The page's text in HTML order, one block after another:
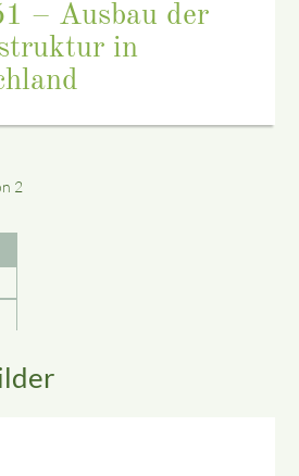
– Ausbau der
in
2